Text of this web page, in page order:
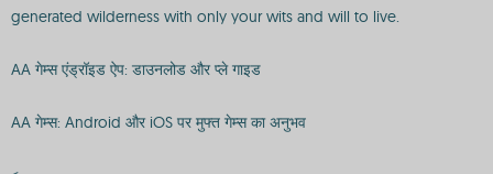
generated wilderness with only your wits and will to live.
AA गेम्स एंड्रॉइड ऐप: डाउनलोड और प्ले गाइड
AA गेम्स: Android और iOS पर मुफ्त गेम्स का अनुभव